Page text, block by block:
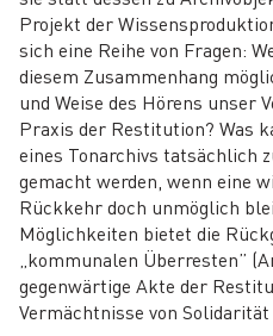
Projekt der
sich eine Reihe von Fragen:
diesem Zusammenhang
und Weise des Hörens unser
Praxis der Restitution? Was
eines Tonarchivs tatsächlich
gemacht werden, wenn eine
Rückkehr doch unmöglich
Möglichkeiten bietet die
„kommunalen Überresten”
gegenwärtige Akte der
Vermächtnisse von